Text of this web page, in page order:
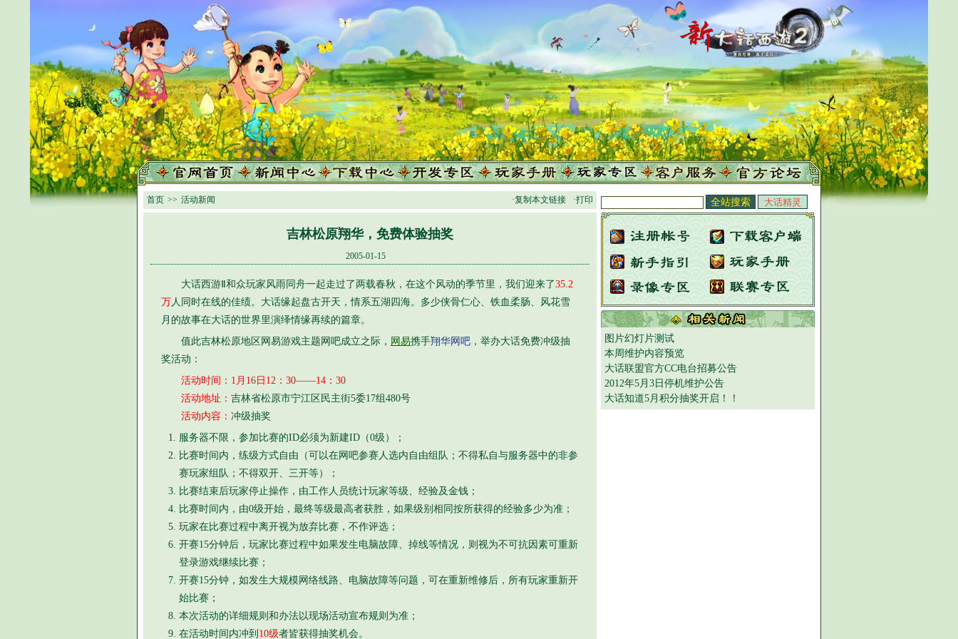
·复制本文链接 ·打印
首页 >> 活动新闻
图片幻灯片测试
本周维护内容预览
大话联盟官方CC电台招募公告
2012年5月3日停机维护公告
大话知道5月积分抽奖开启！！
吉林松原翔华，免费体验抽奖
2005-01-15
大话西游Ⅱ和众玩家风雨同舟一起走过了两载春秋，在这个风动的季节里，我们迎来了35.2
万人同时在线的佳绩。大话缘起盘古开天，情系五湖四海。多少侠骨仁心、铁血柔肠、风花雪
月的故事在大话的世界里演绎情缘再续的篇章。
值此吉林松原地区网易游戏主题网吧成立之际， 网易携手翔华网吧 ，举办大话免费冲级抽
奖活动：
活动时间：1月16日12：30——14：30
活动地址： 吉林省松原市宁江区民主街5委17组480号
活动内容： 冲级抽奖
服务器不限，参加比赛的ID必须为新建ID（0级）；
比赛时间内，练级方式自由（可以在网吧参赛人选内自由组队；不得私自与服务器中的非参
赛玩家组队；不得双开、三开等）；
比赛结束后玩家停止操作，由工作人员统计玩家等级、经验及金钱；
比赛时间内，由0级开始，最终等级最高者获胜，如果级别相同按所获得的经验多少为准；
玩家在比赛过程中离开视为放弃比赛，不作评选；
开赛15分钟后，玩家比赛过程中如果发生电脑故障、掉线等情况，则视为不可抗因素可重新
登录游戏继续比赛；
开赛15分钟，如发生大规模网络线路、电脑故障等问题，可在重新维修后，所有玩家重新开
始比赛；
本次活动的详细规则和办法以现场活动宣布规则为准；
在活动时间内冲到 10级者皆获得抽奖机会。